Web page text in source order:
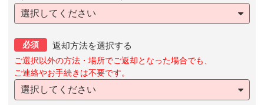
選択してください
必須 返却方法を選択する
ご選択以外の方法・場所でご返却となった場合でも、
ご連絡やお手続きは不要です。
選択してください